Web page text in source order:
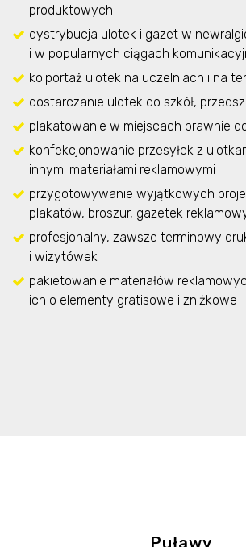
produktowych
dystrybucja ulotek i gazet w
i w popularnych ciągach
kolportaż ulotek na uczelniach i na
dostarczanie ulotek do szkół,
plakatowanie w miejscach prawnie
konfekcjonowanie przesyłek z
innymi materiałami reklamowymi
przygotowywanie wyjątkowych
plakatów, broszur, gazetek
profesjonalny, zawsze terminowy
i wizytówek
pakietowanie materiałów
ich o elementy gratisowe i zniżkowe
Puławy